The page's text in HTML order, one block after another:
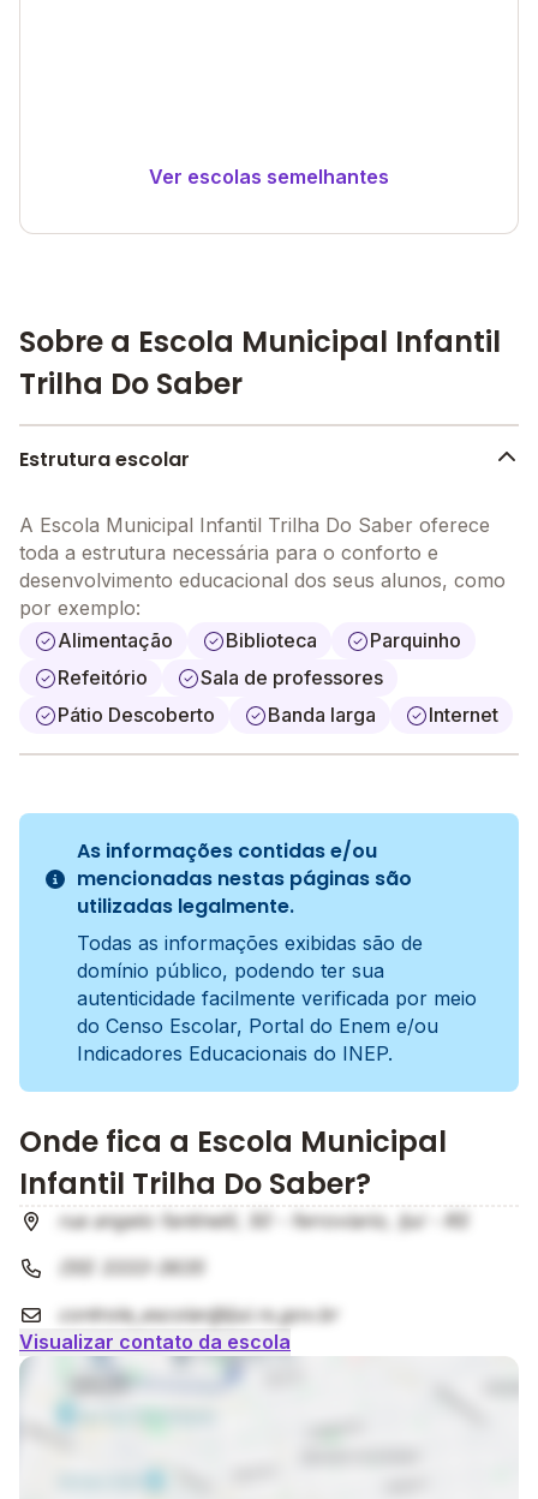
Ver escolas semelhantes
Sobre a Escola Municipal Infantil
Trilha Do Saber
Estrutura escolar
A Escola Municipal Infantil Trilha Do Saber oferece
toda a estrutura necessária para o conforto e
desenvolvimento educacional dos seus alunos, como
por exemplo:
Alimentação
Biblioteca
Parquinho
Refeitório
Sala de professores
Pátio Descoberto
Banda larga Internet
As informações contidas e/ou
mencionadas nestas páginas são
utilizadas legalmente.
Todas as informações exibidas são de
domínio público, podendo ter sua
autenticidade facilmente verificada por meio
do Censo Escolar, Portal do Enem e/ou
Indicadores Educacionais do INEP.
Onde fica a Escola Municipal
Infantil Trilha Do Saber?
rua angelo fantinelli, 50 - ferroviario, Ijuí - RS
(55) 3333-3635
controle_escolar@ijui.rs.gov.br
Visualizar contato da escola